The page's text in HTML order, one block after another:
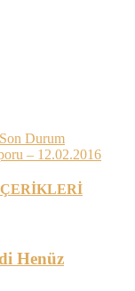
Durum
– 12.02.2016
Henüz